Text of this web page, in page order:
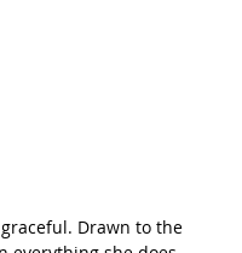
Drawn to the